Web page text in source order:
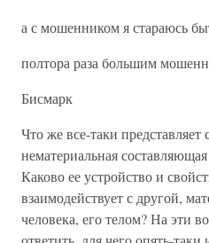
а с мошенником я стараюсь
полтора раза большим
Бисмарк
Что же все-таки
нематериальная
Каково ее устройство и
взаимодействует с другой,
человека, его телом? На эти